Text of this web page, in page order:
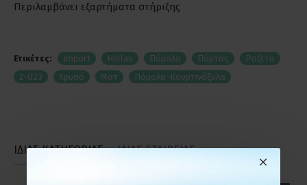
Περιλαμβάνει εξαρτήματα στήριξης
Ετικέτες: Import Hellas Πόμολο Πόρτας
Ροζέτα
Z-023
Χρυσό Ματ Πόμολα-Κουρτινόξυλα
ΙΔΙΑΣ ΚΑΤΗΓΟΡΙΑΣ ΙΔΙΑΣ ΕΤΑΙΡΕΙΑΣ